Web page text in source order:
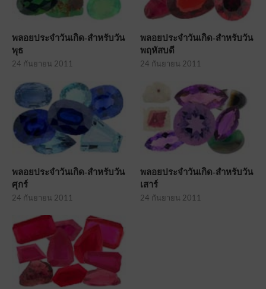
พลอยประจำวันเกิด-สำหรับวัน
พุธ
24 กันยายน 2011
พลอยประจำวันเกิด-สำหรับวัน
พฤหัสบดี
24 กันยายน 2011
พลอยประจำวันเกิด-สำหรับวัน
ศุกร์
24 กันยายน 2011
พลอยประจำวันเกิด-สำหรับวัน
เสาร์
24 กันยายน 2011